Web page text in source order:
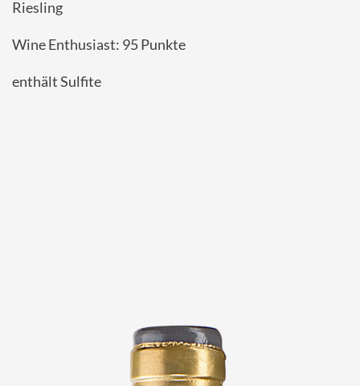
Riesling
Wine Enthusiast: 95 Punkte
enthält Sulfite